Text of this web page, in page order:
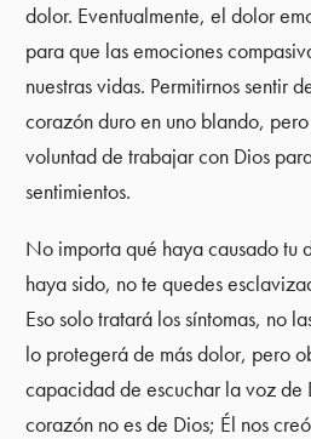
dolor. Eventualmente, el dolor
para que las emociones
nuestras vidas. Permitirnos sentir
corazón duro en uno blando,
voluntad de trabajar con Dios
sentimientos.
No importa qué haya causado tu
haya sido, no te quedes
Eso solo tratará los síntomas, no
lo protegerá de más dolor, pero
capacidad de escuchar la voz de
corazón no es de Dios; Él nos